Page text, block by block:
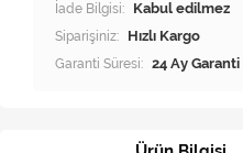
İade Bilgisi:
Siparişiniz: Hızlı Kargo
Garanti Süresi: 24 Ay Garanti